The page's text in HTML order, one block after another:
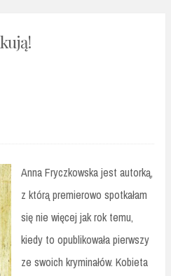
Anna Fryczkowska jest autorką,
z którą premierowo spotkałam
się nie więcej jak rok temu,
kiedy to opublikowała pierwszy
ze swoich kryminałów. Kobieta